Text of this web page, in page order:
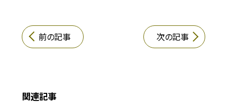
前の記事 次の記事
関連記事